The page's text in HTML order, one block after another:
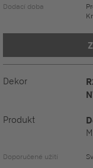
Dodací doba
Dekor
Produkt
Doporučené užití